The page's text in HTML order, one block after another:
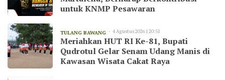
untuk KNMP Pesawaran
TULANG BAWANG 4 Agustus 2026 | 20:51
Meriahkan HUT RI Ke-81, Bupati
Qudrotul Gelar Senam Udang Manis di
Kawasan Wisata Cakat Raya